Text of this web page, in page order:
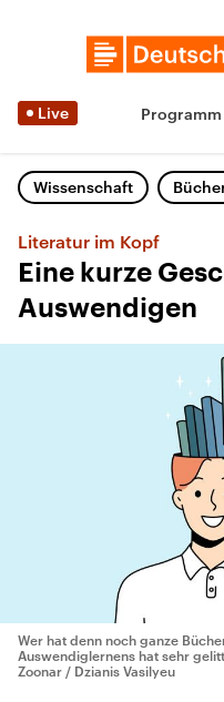
Live Programm
Wissenschaft
Literatur im Kopf
Eine kurze
Auswendigen
Wer hat denn noch ganze
Auswendiglernens hat sehr
Zoonar / Dzianis Vasilyeu